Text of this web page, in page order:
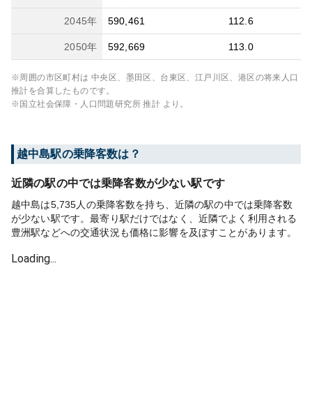
2045年 590,461 112.6
2050年 592,669 113.0
※周囲の市区町村は 中央区、墨田区、台東区、江戸川区、港区の将来人口
推計を合算したものです。
※国立社会保障・人口問題研究所 推計 より。
越中島駅の乗降客数は？
近隣の駅の中では乗降客数が少ない駅です
越中島は5,735人の乗降客数を持ち、近隣の駅の中では乗降客数
が少ない駅です。最寄り駅だけではなく、近隣でよく利用される
豊洲駅などへの交通状況も価格に影響を及ぼすことがあります。
Loading...